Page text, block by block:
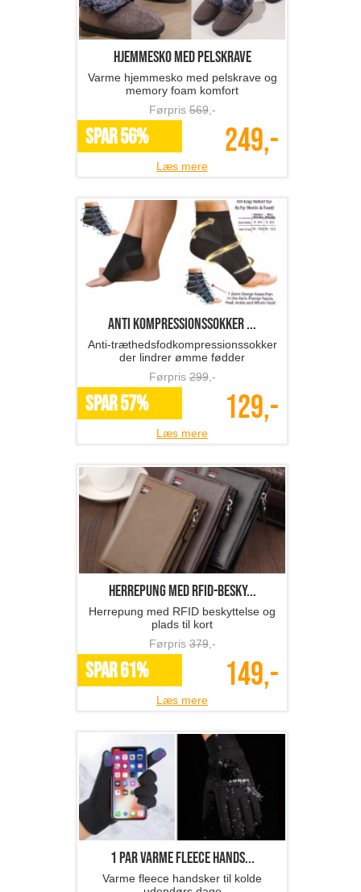
hjemmesko med pelskrave
Varme hjemmesko med pelskrave og
memory foam komfort
Førpris569,-
SPAR 56% 249,-
Læs mere
anti kompressionssokker ...
Anti-træthedsfodkompressionssokker
der lindrer ømme fødder
Førpris299,-
SPAR 57% 129,-
Læs mere
Herrepung med RFID-besky...
Herrepung med RFID beskyttelse og
plads til kort
Førpris379,-
SPAR 61% 149,-
Læs mere
1 par varme fleece hands...
Varme fleece handsker til kolde